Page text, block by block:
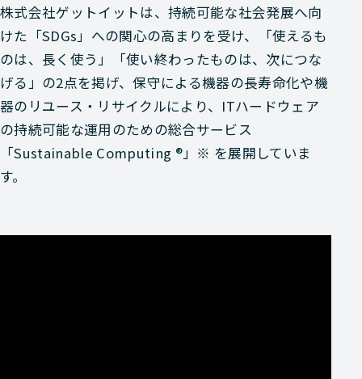
株式会社ゲットイットは、持続可能な社会発展へ向
けた「SDGs」への関心の高まりを受け、「使えるも
のは、長く使う」「使い終わったものは、次につな
げる」の2点を掲げ、保守による機器の長寿命化や機
器のリユース・リサイクルにより、ITハードウェア
の持続可能な運用のための総合サービス
「Sustainable Computing ®」※ を展開していま
す。